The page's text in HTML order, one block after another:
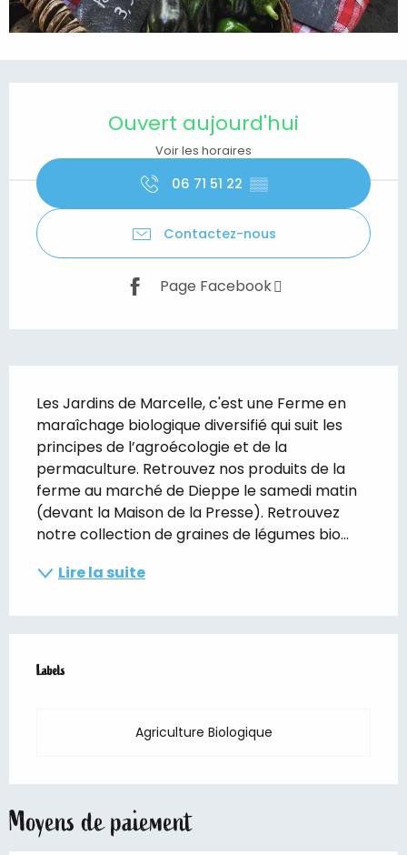
Ouvert aujourd'hui
Voir les horaires
06 71 51 22 ▒▒
Contactez-nous
Page Facebook
Les Jardins de Marcelle, c'est une Ferme en
maraîchage biologique diversifié qui suit les
principes de l’agroécologie et de la
permaculture. Retrouvez nos produits de la
ferme au marché de Dieppe le samedi matin
(devant la Maison de la Presse). Retrouvez
notre collection de graines de légumes bio...
Lire la suite
Labels
Labels
Agriculture Biologique
Moyens de paiement